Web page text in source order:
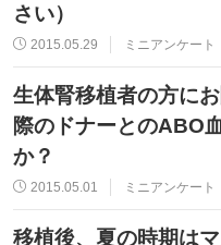
さい）
2015.05.29 ミニアンケート
生体腎移植者の方に
際のドナーとのABO
か？
2015.05.01 ミニアンケート
移植後、夏の時期は